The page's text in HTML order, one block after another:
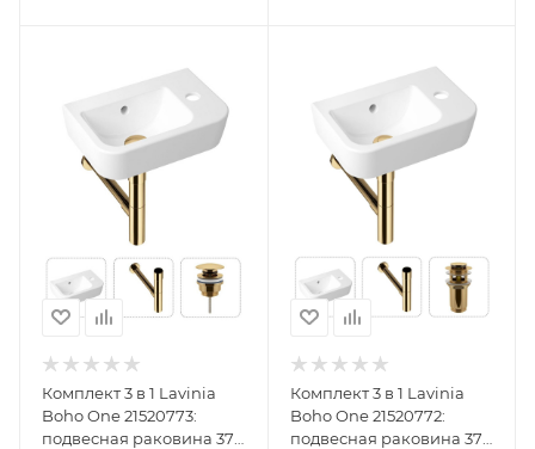
Комплект 3 в 1 Lavinia
Boho One 21520773:
подвесная раковина 37
Комплект 3 в 1 Lavinia
Boho One 21520772:
подвесная раковина 37